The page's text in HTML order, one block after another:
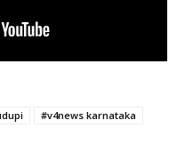
#v4news karnataka